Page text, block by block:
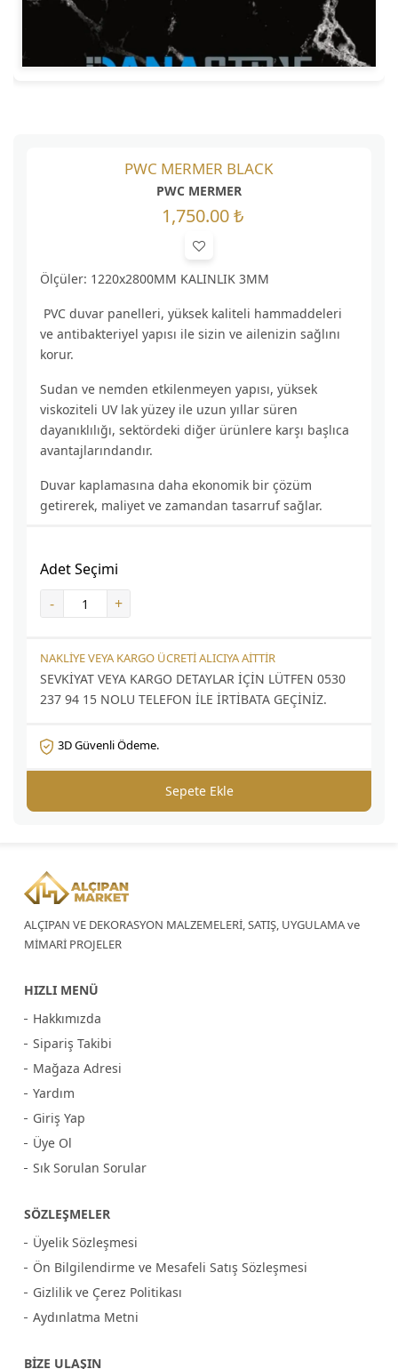
PWC MERMER BLACK
PWC MERMER
1,750.00 ₺
Ölçüler: 1220x2800MM KALINLIK 3MM
PVC duvar panelleri, yüksek kaliteli hammaddeleri
ve antibakteriyel yapısı ile sizin ve ailenizin sağlını
korur.
Sudan ve nemden etkilenmeyen yapısı, yüksek
viskoziteli UV lak yüzey ile uzun yıllar süren
dayanıklılığı, sektördeki diğer ürünlere karşı başlıca
avantajlarındandır.
Duvar kaplamasına daha ekonomik bir çözüm
getirerek, maliyet ve zamandan tasarruf sağlar.
Adet Seçimi
-
+
NAKLİYE VEYA KARGO ÜCRETİ ALICIYA AİTTİR
SEVKİYAT VEYA KARGO DETAYLAR İÇİN LÜTFEN 0530
237 94 15 NOLU TELEFON İLE İRTİBATA GEÇİNİZ.
3D Güvenli Ödeme.
Sepete Ekle
ALÇIPAN VE DEKORASYON MALZEMELERİ, SATIŞ, UYGULAMA ve
MİMARİ PROJELER
HIZLI MENÜ
Hakkımızda
Sipariş Takibi
Mağaza Adresi
Yardım
Giriş Yap
Üye Ol
Sık Sorulan Sorular
SÖZLEŞMELER
Üyelik Sözleşmesi
Ön Bilgilendirme ve Mesafeli Satış Sözleşmesi
Gizlilik ve Çerez Politikası
Aydınlatma Metni
BİZE ULAŞIN